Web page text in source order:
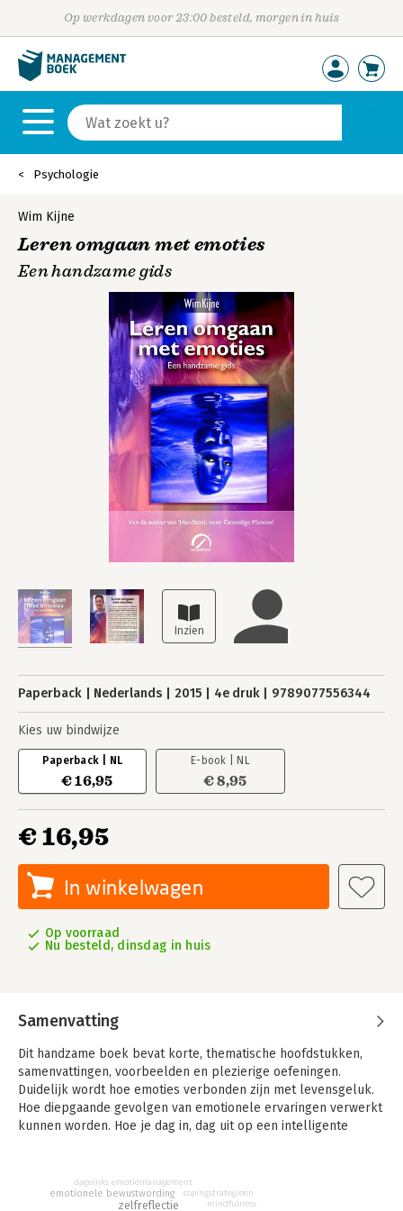
Op werkdagen voor 23:00 besteld, morgen in huis
Psychologie
Wim Kijne
Leren omgaan met emoties
Een handzame gids
Paperback Nederlands 2015 4e druk 9789077556344
Kies uw bindwijze
Paperback | NL
€ 16,95
E-book | NL
€ 8,95
€ 16,95
In winkelwagen
Op voorraad
Nu besteld, dinsdag in huis
Samenvatting
Dit handzame boek bevat korte, thematische hoofdstukken,
samenvattingen, voorbeelden en plezierige oefeningen.
Duidelijk wordt hoe emoties verbonden zijn met levensgeluk.
Hoe diepgaande gevolgen van emotionele ervaringen verwerkt
kunnen worden. Hoe je dag in, dag uit op een intelligente
beter contact kunt krijgen met wat je voelt, zodat de emoties
zelfreflectie
emotionele bewustwording
dagelijks emotiemanagement
copingstrategieën
mindfulness